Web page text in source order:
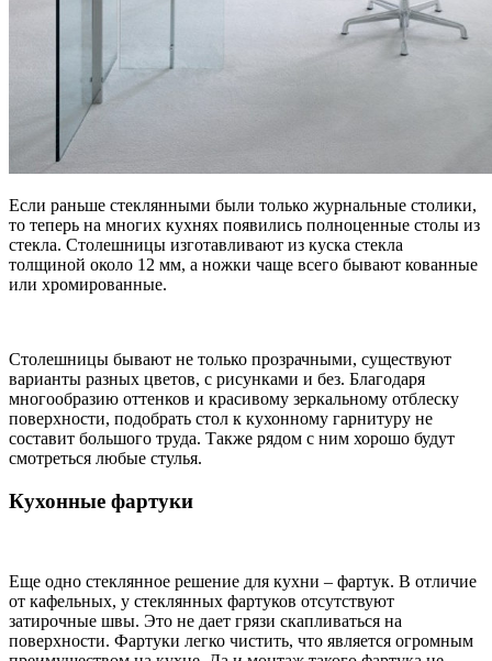
Если раньше стеклянными были только журнальные столики,
то теперь на многих кухнях появились полноценные столы из
стекла. Столешницы изготавливают из куска стекла
толщиной около 12 мм, а ножки чаще всего бывают кованные
или хромированные.
Столешницы бывают не только прозрачными, существуют
варианты разных цветов, с рисунками и без. Благодаря
многообразию оттенков и красивому зеркальному отблеску
поверхности, подобрать стол к кухонному гарнитуру не
составит большого труда. Также рядом с ним хорошо будут
смотреться любые стулья.
Кухонные фартуки
Еще одно стеклянное решение для кухни – фартук. В отличие
от кафельных, у стеклянных фартуков отсутствуют
затирочные швы. Это не дает грязи скапливаться на
поверхности. Фартуки легко чистить, что является огромным